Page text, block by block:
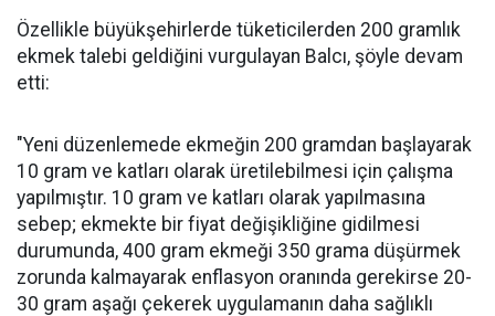
Özellikle büyükşehirlerde tüketicilerden 200 gramlık
ekmek talebi geldiğini vurgulayan Balcı, şöyle devam
etti:
"Yeni düzenlemede ekmeğin 200 gramdan başlayarak
10 gram ve katları olarak üretilebilmesi için çalışma
yapılmıştır. 10 gram ve katları olarak yapılmasına
sebep; ekmekte bir fiyat değişikliğine gidilmesi
durumunda, 400 gram ekmeği 350 grama düşürmek
zorunda kalmayarak enflasyon oranında gerekirse 20-
30 gram aşağı çekerek uygulamanın daha sağlıklı